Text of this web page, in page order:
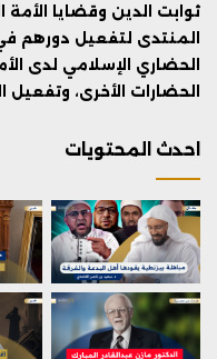
ثوابت الدين وقضايا الأمة
المنتدى لتفعيل دورهم
الحضاري الإسلامي لدى
الحضارات الأخرى، وتفعيل
احدث المحتويات